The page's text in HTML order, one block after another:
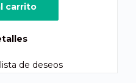
carrito
de deseos